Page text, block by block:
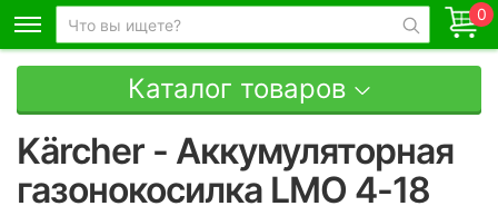
0
Каталог товаров
Kärcher - Аккумуляторная
газонокосилка LMO 4-18